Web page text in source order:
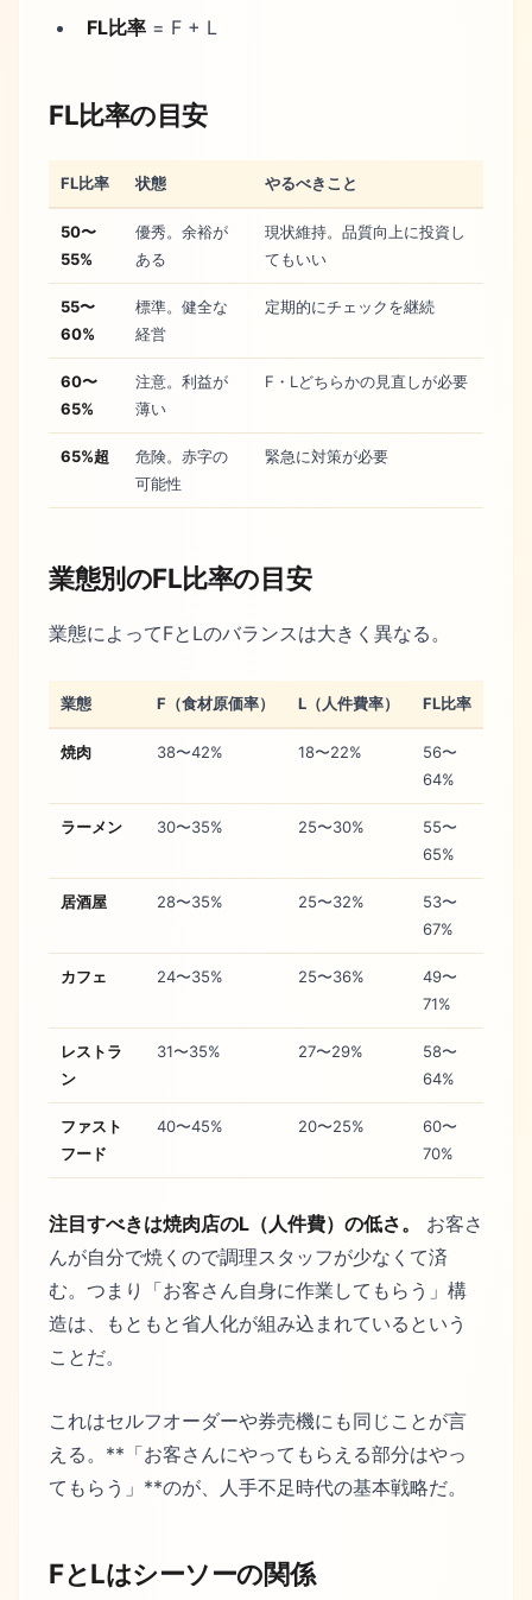
FL比率 = F + L
FL比率の目安
FL比率 状態 やるべきこと
50〜
55%
優秀。余裕が
ある
現状維持。品質向上に投資し
てもいい
55〜
60%
標準。健全な
経営
定期的にチェックを継続
60〜
65%
注意。利益が
薄い
F・Lどちらかの見直しが必要
65%超
危険。赤字の
可能性
緊急に対策が必要
業態別のFL比率の目安
業態によってFとLのバランスは大きく異なる。
業態 F（食材原価率） L（人件費率） FL比率
焼肉 38〜42% 18〜22%
56〜
64%
ラーメン 30〜35% 25〜30%
55〜
65%
居酒屋 28〜35% 25〜32%
53〜
67%
カフェ 24〜35% 25〜36%
49〜
71%
レストラ
ン
31〜35% 27〜29%
58〜
64%
ファスト
フード
40〜45% 20〜25%
60〜
70%
注目すべきは焼肉店のL（人件費）の低さ。
お客さ
んが自分で焼くので調理スタッフが少なくて済
む。つまり「お客さん自身に作業してもらう」構
造は、もともと省人化が組み込まれているという
ことだ。
これはセルフオーダーや券売機にも同じことが言
える。**「お客さんにやってもらえる部分はやっ
てもらう」**のが、人手不足時代の基本戦略だ。
FとLはシーソーの関係